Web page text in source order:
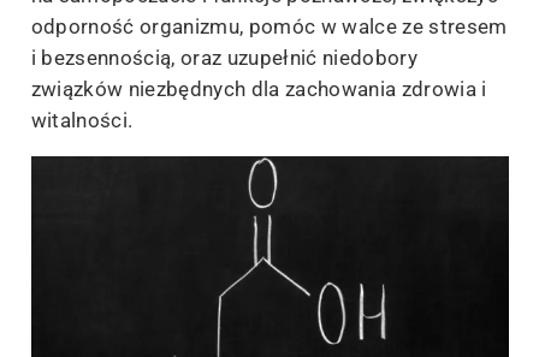
odporność organizmu, pomóc w walce ze stresem
i bezsennością, oraz uzupełnić niedobory
związków niezbędnych dla zachowania zdrowia i
witalności.